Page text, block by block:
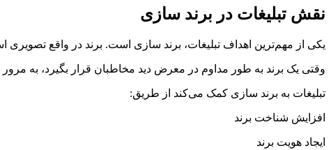
نقش تبلیغات در برند سازی
یکی از مهم‌ترین اهداف تبلیغات، برند سازی است. برند در واقع
وقتی یک برند به طور مداوم در معرض دید مخاطبان قرار بگیرد، به
تبلیغات به برند سازی کمک می‌کند از طریق:
افزایش شناخت برند
ایجاد هویت برند